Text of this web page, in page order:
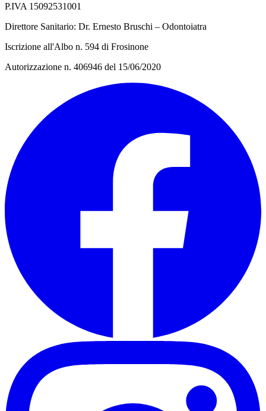
P.IVA 15092531001
Direttore Sanitario: Dr. Ernesto Bruschi – Odontoiatra
Iscrizione all'Albo n. 594 di Frosinone
Autorizzazione n. 406946 del 15/06/2020